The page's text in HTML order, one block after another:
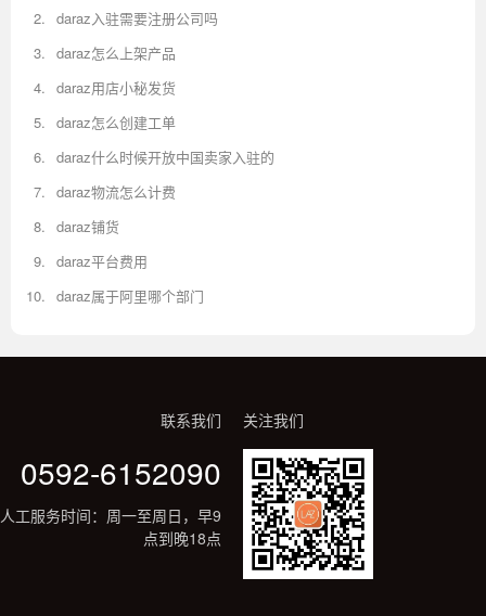
daraz入驻需要注册公司吗
daraz怎么上架产品
daraz用店小秘发货
daraz怎么创建工单
daraz什么时候开放中国卖家入驻的
daraz物流怎么计费
daraz铺货
daraz平台费用
daraz属于阿里哪个部门
联系我们
0592-6152090
人工服务时间：周一至周日，早9
点到晚18点
关注我们